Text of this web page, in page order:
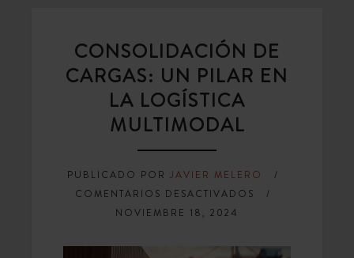
CONSOLIDACIÓN DE
CARGAS: UN PILAR EN
LA LOGÍSTICA
MULTIMODAL
PUBLICADO POR JAVIER MELERO
COMENTARIOS DESACTIVADOS EN
CARGAS:
NOVIEMBRE 18, 2024